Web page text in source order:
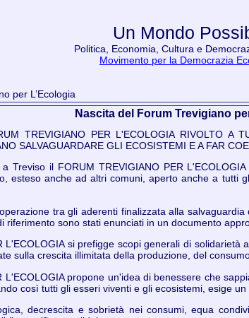
Un Mondo
Politica, Economia, Cultura e
Movimento per la Democrazia
per L’Ecologia
Nascita del Forum Trevigiano
TREVIGIANO PER L'ECOLOGIA RIVOLTO A
SALVAGUARDARE GLI ECOSISTEMI E A FAR
Treviso il FORUM TREVIGIANO PER
esteso anche ad altri comuni, aperto anche a tutti
tra gli aderenti finalizzata alla
riferimento sono stati enunciati in un documento
L'ECOLOGIA si prefigge scopi generali di
sulla crescita illimitata della produzione, del
L'ECOLOGIA propone un'idea di benessere che
così tutti gli esseri viventi e gli ecosistemi, esige
decrescita e sobrietà nei consumi, equa